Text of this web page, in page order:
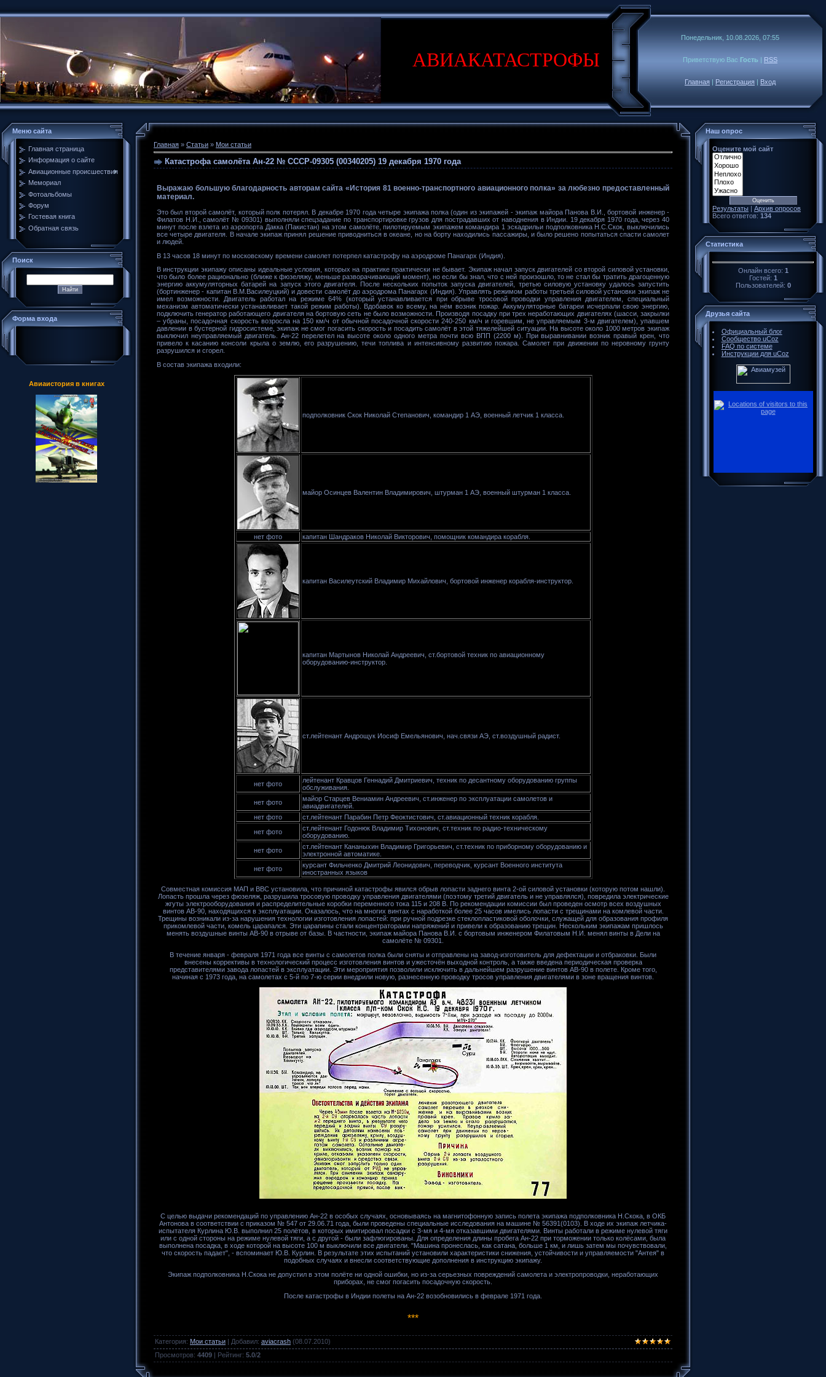
АВИАКАТАСТРОФЫ
Понедельник, 10.08.2026, 07:55
Приветствую Вас Гость | RSS
Главная | Регистрация | Вход
Меню сайта
Главная страница
Информация о сайте
Авиационные происшествия
Мемориал
Фотоальбомы
Форум
Гостевая книга
Обратная связь
Поиск
Форма входа
Авиаистория в книгах
Главная » Статьи » Мои статьи
Катастрофа самолёта Ан-22 № CCCР-09305 (00340205) 19 декабря 1970 года
Выражаю большую благодарность авторам сайта «История 81 военно-транспортного авиационного полка» за любезно предоставленный
материал.
Это был второй самолёт, который полк потерял. В декабре 1970 года четыре экипажа полка (один из экипажей - экипаж майора Панова В.И., бортовой инженер -
Филатов Н.И., самолёт № 09301) выполняли спецзадание по транспортировке грузов для пострадавших от наводнения в Индии. 19 декабря 1970 года, через 40
минут после взлета из аэропорта Дакка (Пакистан) на этом самолёте, пилотируемым экипажем командира 1 эскадрильи подполковника Н.С.Скок, выключились
все четыре двигателя. В начале экипаж принял решение приводниться в океане, но на борту находились пассажиры, и было решено попытаться спасти самолет
и людей.
В 13 часов 18 минут по московскому времени самолет потерпел катастрофу на аэродроме Панагарх (Индия).
В инструкции экипажу описаны идеальные условия, которых на практике практически не бывает. Экипаж начал запуск двигателей со второй силовой установки,
что было более рационально (ближе к фюзеляжу, меньше разворачивающий момент), но если бы знал, что с ней произошло, то не стал бы тратить драгоценную
энергию аккумуляторных батарей на запуск этого двигателя. После нескольких попыток запуска двигателей, третью силовую установку удалось запустить
(бортинженер - капитан В.М.Василеуцкий) и довести самолёт до аэродрома Панагарх (Индия). Управлять режимом работы третьей силовой установки экипаж не
имел возможности. Двигатель работал на режиме 64% (который устанавливается при обрыве тросовой проводки управления двигателем, специальный
механизм автоматически устанавливает такой режим работы). Вдобавок ко всему, на нём возник пожар. Аккумуляторные батареи исчерпали свою энергию,
подключить генератор работающего двигателя на бортовую сеть не было возможности. Производя посадку при трех неработающих двигателях (шасси, закрылки
– убраны, посадочная скорость возросла на 150 км/ч от обычной посадочной скорости 240-250 км/ч и горевшим, не управляемым 3-м двигателем), упавшем
давлении в бустерной гидросистеме, экипаж не смог погасить скорость и посадить самолёт в этой тяжелейшей ситуации. На высоте около 1000 метров экипаж
выключил неуправляемый двигатель. Ан-22 перелетел на высоте около одного метра почти всю ВПП (2200 м). При выравнивании возник правый крен, что
привело к касанию консоли крыла о землю, его разрушению, течи топлива и интенсивному развитию пожара. Самолет при движении по неровному грунту
разрушился и сгорел.
В состав экипажа входили:
подполковник Скок Николай Степанович, командир 1 АЭ, военный летчик 1 класса.
майор Осинцев Валентин Владимирович, штурман 1 АЭ, военный штурман 1 класса.
нет фото капитан Шандраков Николай Викторович, помощник командира корабля.
капитан Василеутский Владимир Михайлович, бортовой инженер корабля-инструктор.
капитан Мартынов Николай Андреевич, ст.бортовой техник по авиационному
оборудованию-инструктор.
ст.лейтенант Андрощук Иосиф Емельянович, нач.связи АЭ, ст.воздушный радист.
нет фото
лейтенант Кравцов Геннадий Дмитриевич, техник по десантному оборудованию группы
обслуживания.
нет фото
майор Старцев Вениамин Андреевич, ст.инженер по эксплуатации самолетов и
авиадвигателей.
нет фото
ст.лейтенант Парабин Петр Феоктистович, ст.авиационный техник корабля.
нет фото
ст.лейтенант Годонюк Владимир Тихонович, ст.техник по радио-техническому
оборудованию.
нет фото
ст.лейтенант Кананыхин Владимир Григорьевич, ст.техник по приборному оборудованию и
электронной автоматике.
нет фото
курсант Фильченко Дмитрий Леонидович, переводчик, курсант Военного института
иностранных языков
Совместная комиссия МАП и ВВС установила, что причиной катастрофы явился обрыв лопасти заднего винта 2-ой силовой установки (которую потом нашли).
Лопасть прошла через фюзеляж, разрушила тросовую проводку управления двигателями (поэтому третий двигатель и не управлялся), повредила электрические
жгуты электрооборудования и распределительные коробки переменного тока 115 и 208 В. По рекомендации комиссии был проведен осмотр всех воздушных
винтов АВ-90, находящихся в эксплуатации. Оказалось, что на многих винтах с наработкой более 25 часов имелись лопасти с трещинами на комлевой части.
Трещины возникали из-за нарушения технологии изготовления лопастей: при ручной подрезке стеклопластиковой оболочки, служащей для образования профиля
прикомлевой части, комель царапался. Эти царапины стали концентраторами напряжений и привели к образованию трещин. Нескольким экипажам пришлось
менять воздушные винты АВ-90 в отрыве от базы. В частности, экипаж майора Панова В.И. с бортовым инженером Филатовым Н.И. менял винты в Дели на
самолёте № 09301.
В течение января - февраля 1971 года все винты с самолетов полка были сняты и отправлены на завод-изготовитель для дефектации и отбраковки. Были
внесены коррективы в технологический процесс изготовления винтов и ужесточён выходной контроль, а также введена периодическая проверка
представителями завода лопастей в эксплуатации. Эти мероприятия позволили исключить в дальнейшем разрушение винтов АВ-90 в полете. Кроме того,
начиная с 1973 года, на самолетах с 5-й по 7-ю серии внедрили новую, разнесенную проводку тросов управления двигателями в зоне вращения винтов.
С целью выдачи рекомендаций по управлению Ан-22 в особых случаях, основываясь на магнитофонную запись полета экипажа подполковника Н.Скока, в ОКБ
Антонова в соответствии с приказом № 547 от 29.06.71 года, были проведены специальные исследования на машине № 56391(0103). В ходе их экипаж летчика-
испытателя Курлина Ю.В. выполнил 25 полётов, в которых имитировал посадки с 3-мя и 4-мя отказавшими двигателями. Винты работали в режиме нулевой тяги
или с одной стороны на режиме нулевой тяги, а с другой - были зафлюгированы. Для определения длины пробега Ан-22 при торможении только колёсами, была
выполнена посадка, в ходе которой на высоте 100 м выключили все двигатели. "Машина пронеслась, как сатана, больше 1 км, и лишь затем мы почувствовали,
что скорость падает", - вспоминает Ю.В. Курлин. В результате этих испытаний установили характеристики снижения, устойчивости и управляемости "Антея" в
подобных случаях и внесли соответствующие дополнения в инструкцию экипажу.
Экипаж подполковника Н.Скока не допустил в этом полёте ни одной ошибки, но из-за серьезных повреждений самолета и электропроводки, неработающих
приборах, не смог погасить посадочную скорость.
После катастрофы в Индии полеты на Ан-22 возобновились в феврале 1971 года.
***
Категория: Мои статьи | Добавил: aviacrash (08.07.2010)
Просмотров: 4409 | Рейтинг: 5.0/2
Наш опрос
Оцените мой сайт
Результаты | Архив опросов
Всего ответов: 134
Статистика
Онлайн всего: 1
Гостей: 1
Пользователей: 0
Друзья сайта
Официальный блог
Сообщество uCoz
FAQ по системе
Инструкции для uCoz